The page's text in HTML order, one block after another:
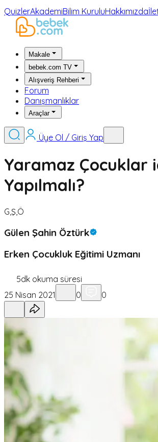
QuizlerAkademiBilim KuruluHakkımızda
Makale
bebek.com TV
Alışveriş Rehberi
Forum
Danışmanlıklar
Araçlar
Üye Ol / Giriş Yap
Yaramaz Çocuklar
Yapılmalı?
G,Ş,Ö
Gülen Şahin Öztürk
Erken Çocukluk Eğitimi Uzmanı
5dk okuma süresi
25 Nisan 2021
0 0